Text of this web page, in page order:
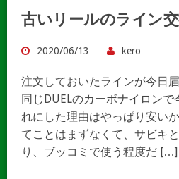
古いリールのライン
2020/06/13 kero
注文しておいたラインが今日
同じDUELのカーボナイロン
れにした理由はやっぱり安い
てことはまずなくて、サビキ
り、ブッコミで使う程度だ […]